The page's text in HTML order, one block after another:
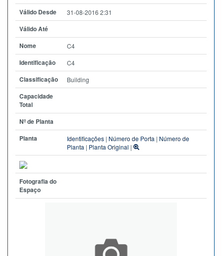
Válido Desde
31-08-2016 2:31
Válido Até
Nome
C4
Identificação C4
Classificação Building
Capacidade
Total
Nº de Planta
Planta
Identificações | Número de Porta | Número de
Planta | Planta Original |
Fotografia do
Espaço